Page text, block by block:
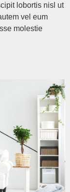
lobortis nisl ut
vel eum
molestie